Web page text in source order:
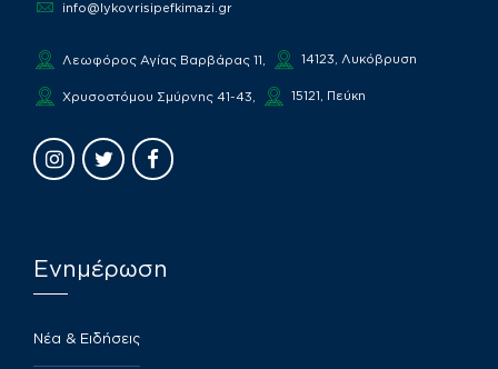
info@lykovrisipefkimazi.gr
Λεωφόρος Αγίας Βαρβάρας 11, 14123, Λυκόβρυση
Χρυσοστόμου Σμύρνης 41-43, 15121, Πεύκη
Ενημέρωση
Νέα & Ειδήσεις